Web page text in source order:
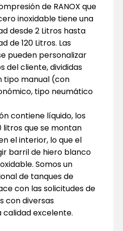
de RANOX que
inoxidable tiene una
desde 2 Litros hasta
de 120 Litros. Las
pueden personalizar
del cliente, divididas
tipo manual (con
tipo neumático
contiene líquido, los
litros que se montan
el interior, lo que el
barril de hiero blanco
Somos un
de tanques de
con las solicitudes de
con diversas
calidad excelente.